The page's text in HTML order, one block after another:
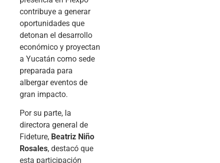
contribuye a generar
oportunidades que
detonan el desarrollo
económico y proyectan
a Yucatán como sede
preparada para
albergar eventos de
gran impacto.
Por su parte, la
directora general de
Fideture, Beatriz Niño
Rosales, destacó que
esta participación